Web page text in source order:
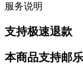
服务说明
支持极速退款
本商品支持邮